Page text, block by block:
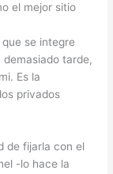
el mejor sitio
se integre
tarde,
Es la
privados
de fijarla con el
-lo hace la